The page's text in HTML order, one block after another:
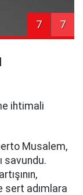
7 7
ihtimali
Musalem,
savundu.
sert adımlara